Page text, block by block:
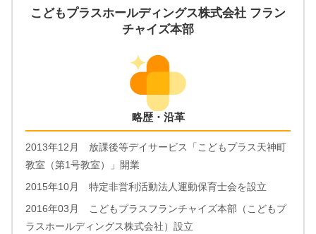
こどもプラスホールディングス株式会社 フラン
チャイズ本部
略歴・沿革
2013年12月 放課後等デイサービス「こどもプラス天神町
教室（第1号教室）」開業
2015年10月 特定非営利活動法人運動保育士会を設立
2016年03月 こどもプラスフランチャイズ本部（こどもプ
ラスホールディングス株式会社）設立